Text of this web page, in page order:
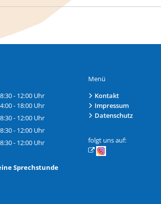
- 12:00 Uhr
08:30 bis 12:00 Uhr
- 18:00 Uhr
14:00 bis 18:00 Uhr
- 12:00 Uhr
08:30 bis 12:00 Uhr
- 12:00 Uhr
08:30 bis 12:00 Uhr
- 12:00 Uhr
Sprechstunde
Menü
Kontakt
Impressum
Datenschutz
folgt uns auf: